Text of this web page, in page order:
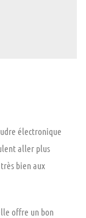
électronique
aller plus
bien aux
offre un bon